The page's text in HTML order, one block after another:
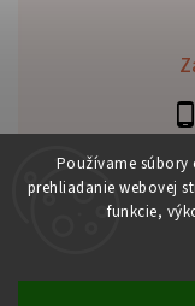
Používame
prehliadanie webovej
funkcie,
Copyright